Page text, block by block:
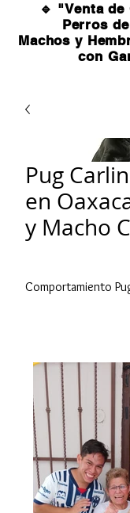
🔹 "Venta
Perros
Machos y
con
Pug
en
y Macho
Comportamiento
tres los presenta
reposo.
muestra de gesto
inactivo, pero sus
contrarias a esto y
parte del día
compañía de
alegres.